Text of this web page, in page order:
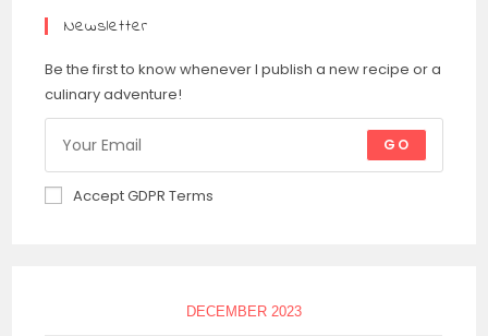
Newsletter
Be the first to know whenever I publish a new recipe or a
culinary adventure!
GO
Accept GDPR Terms
DECEMBER 2023